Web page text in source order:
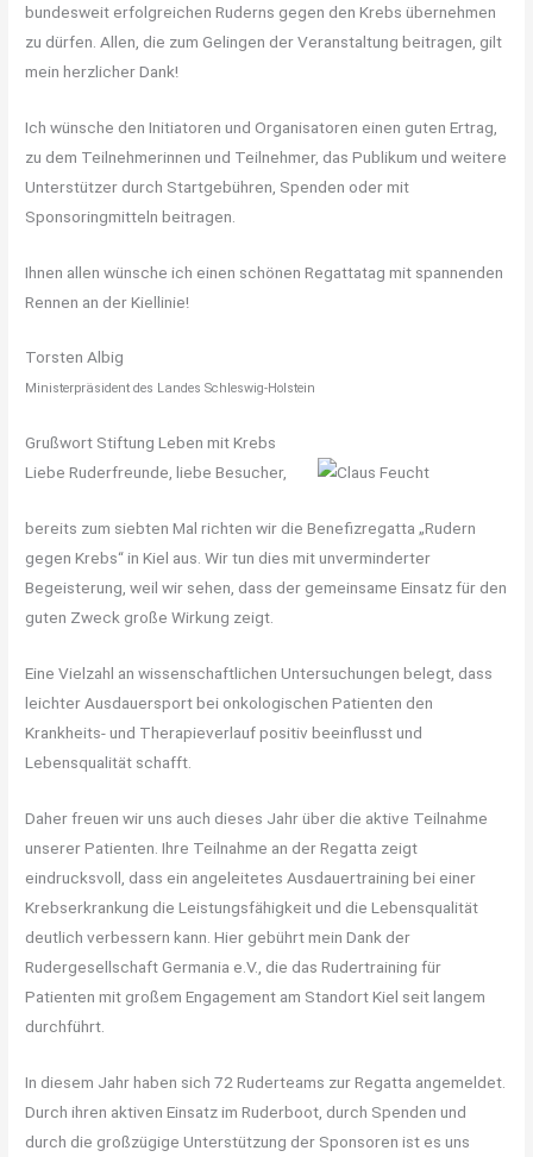
bundesweit erfolgreichen Ruderns gegen den Krebs übernehmen
zu dürfen. Allen, die zum Gelingen der Veranstaltung beitragen, gilt
mein herzlicher Dank!
Ich wünsche den Initiatoren und Organisatoren einen guten Ertrag,
zu dem Teilnehmerinnen und Teilnehmer, das Publikum und weitere
Unterstützer durch Startgebühren, Spenden oder mit
Sponsoringmitteln beitragen.
Ihnen allen wünsche ich einen schönen Regattatag mit spannenden
Rennen an der Kiellinie!
Torsten Albig
Ministerpräsident des Landes Schleswig-Holstein
Grußwort Stiftung Leben mit Krebs
Liebe Ruderfreunde, liebe Besucher,
bereits zum siebten Mal richten wir die Benefizregatta „Rudern
gegen Krebs“ in Kiel aus. Wir tun dies mit unverminderter
Begeisterung, weil wir sehen, dass der gemeinsame Einsatz für den
guten Zweck große Wirkung zeigt.
Eine Vielzahl an wissenschaftlichen Untersuchungen belegt, dass
leichter Ausdauersport bei onkologischen Patienten den
Krankheits- und Therapieverlauf positiv beeinflusst und
Lebensqualität schafft.
Daher freuen wir uns auch dieses Jahr über die aktive Teilnahme
unserer Patienten. Ihre Teilnahme an der Regatta zeigt
eindrucksvoll, dass ein angeleitetes Ausdauertraining bei einer
Krebserkrankung die Leistungsfähigkeit und die Lebensqualität
deutlich verbessern kann. Hier gebührt mein Dank der
Rudergesellschaft Germania e.V., die das Rudertraining für
Patienten mit großem Engagement am Standort Kiel seit langem
durchführt.
In diesem Jahr haben sich 72 Ruderteams zur Regatta angemeldet.
Durch ihren aktiven Einsatz im Ruderboot, durch Spenden und
durch die großzügige Unterstützung der Sponsoren ist es uns